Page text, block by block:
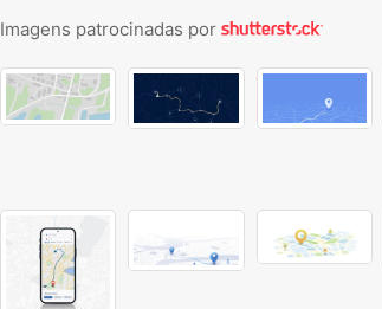
Imagens patrocinadas por